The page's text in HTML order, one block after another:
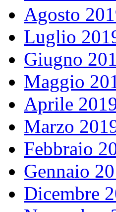
Agosto
Luglio
Giugno
Maggio
Aprile
Marzo
Febbraio
Gennaio
Dicembre